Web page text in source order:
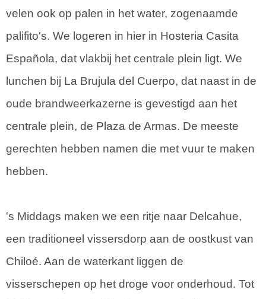
velen ook op palen in het water, zogenaamde
palifito's. We logeren in hier in Hosteria Casita
Española, dat vlakbij het centrale plein ligt. We
lunchen bij La Brujula del Cuerpo, dat naast in de
oude brandweerkazerne is gevestigd aan het
centrale plein, de Plaza de Armas. De meeste
gerechten hebben namen die met vuur te maken
hebben.
's Middags maken we een ritje naar Delcahue,
een traditioneel vissersdorp aan de oostkust van
Chiloé. Aan de waterkant liggen de
visserschepen op het droge voor onderhoud. Tot